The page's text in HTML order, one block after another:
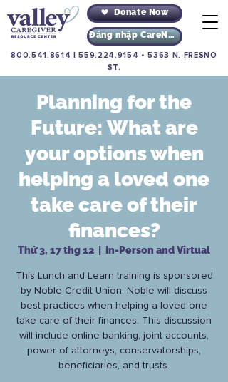
Donate Now
Đăng nhập CareNav
800.541.8614 |559.224.9154 •5363 N. FRESNO
ST.
Planning for the
Future: What are
your options when
helping a loved one
take care of their
finances?
Thứ 3, 17 thg 12 In-Person and Virtual
This Lunch and Learn training is sponsored
by Noble Credit Union. Noble will discuss
best practices when helping a loved one
take care of their finances. This discussion
will include online banking, joint accounts,
power of attorneys, conservatorships,
beneficiaries, and trusts.